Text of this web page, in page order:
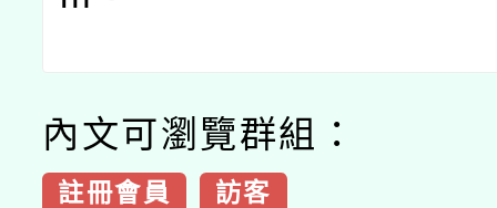
內文可瀏覽群組：
註冊會員 訪客